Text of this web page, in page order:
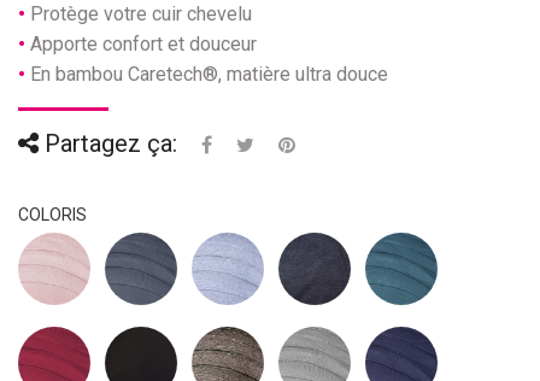
Protège votre cuir chevelu
Apporte confort et douceur
En bambou Caretech®, matière ultra douce
Partagez ça:
COLORIS